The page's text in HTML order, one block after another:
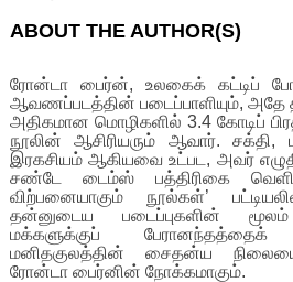
ABOUT THE AUTHOR(S)
ரோன்டா பைர்ன், உலகைக் கட்டிப்
ஆவணப்படத்தின் படைப்பாளியும், அதே
அதிகமான மொழிகளில் 3.4 கோடிப்
நூலின் ஆசிரியரும் ஆவார். சக்தி,
இரகசியம் ஆகியவை உட்பட, அவர்
சண்டே டைம்ஸ் பத்திரிகை
விற்பனையாகும் நூல்கள்’
தன்னுடைய படைப்புகளின்
மக்களுக்குப் பேரானந்தத்தைக்
மனிதகுலத்தின் சைதன்ய நிலையை
ரோன்டா பைர்னின் நோக்கமாகும்.